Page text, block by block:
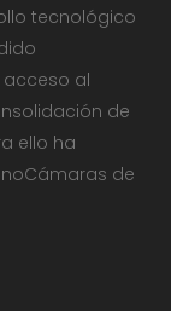
tecnológico
al
de
ello ha
de